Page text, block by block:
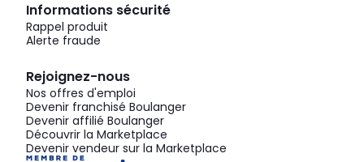
Informations sécurité
Rappel produit
Alerte fraude
Rejoignez-nous
Nos offres d'emploi
Devenir franchisé Boulanger
Devenir affilié Boulanger
Découvrir la Marketplace
Devenir vendeur sur la Marketplace